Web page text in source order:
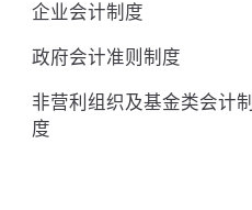
企业会计制度
政府会计准则制度
非营利组织及基金类会计制
度